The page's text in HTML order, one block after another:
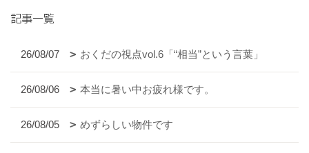
記事一覧
26/08/07 おくだの視点vol.6「“相当”という言葉」
26/08/06 本当に暑い中お疲れ様です。
26/08/05 めずらしい物件です